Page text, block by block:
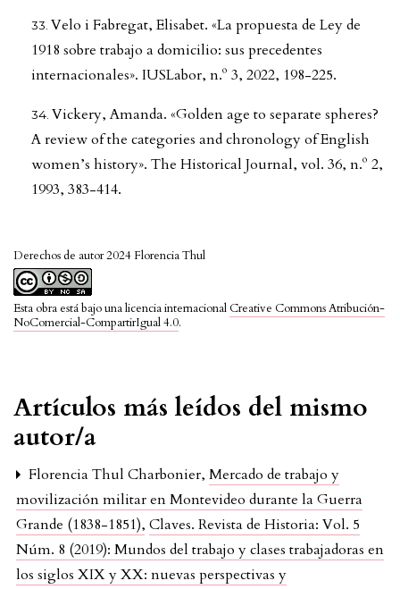
Derechos de autor 2024 Florencia Thul
Esta obra está bajo una licencia internacional Creative Commons Atribución-
NoComercial-CompartirIgual 4.0.
Velo i Fabregat, Elisabet. «La propuesta de Ley de
1918 sobre trabajo a domicilio: sus precedentes
internacionales». IUSLabor, n.º 3, 2022, 198-225.
Vickery, Amanda. «Golden age to separate spheres?
A review of the categories and chronology of English
women’s history». The Historical Journal, vol. 36, n.º 2,
1993, 383-414.
Artículos más leídos del mismo
autor/a
Florencia Thul Charbonier, Mercado de trabajo y
movilización militar en Montevideo durante la Guerra
Grande (1838-1851), Claves. Revista de Historia: Vol. 5
Núm. 8 (2019): Mundos del trabajo y clases trabajadoras en
los siglos XIX y XX: nuevas perspectivas y